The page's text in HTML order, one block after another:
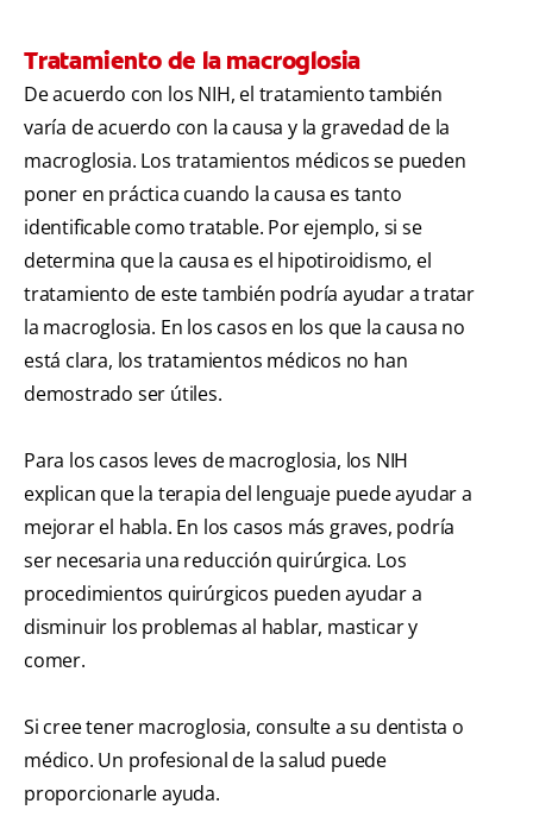
Tratamiento de la macroglosia
De acuerdo con los NIH, el tratamiento también
varía de acuerdo con la causa y la gravedad de la
macroglosia. Los tratamientos médicos se pueden
poner en práctica cuando la causa es tanto
identificable como tratable. Por ejemplo, si se
determina que la causa es el hipotiroidismo, el
tratamiento de este también podría ayudar a tratar
la macroglosia. En los casos en los que la causa no
está clara, los tratamientos médicos no han
demostrado ser útiles.
Para los casos leves de macroglosia, los NIH
explican que la terapia del lenguaje puede ayudar a
mejorar el habla. En los casos más graves, podría
ser necesaria una reducción quirúrgica. Los
procedimientos quirúrgicos pueden ayudar a
disminuir los problemas al hablar, masticar y
comer.
Si cree tener macroglosia, consulte a su dentista o
médico. Un profesional de la salud puede
proporcionarle ayuda.